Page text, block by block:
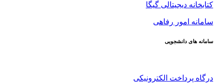
کتابخانه دیجیتالی گیگا
سامانه امور رفاهی
سامانه های دانشجویی
درگاه پرداخت الکترونیکی